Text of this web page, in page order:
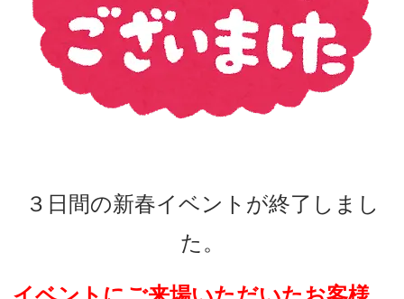
３日間の新春イベントが終了しまし
た。